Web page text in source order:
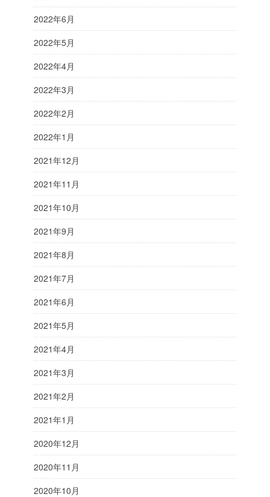
2022年6月
2022年5月
2022年4月
2022年3月
2022年2月
2022年1月
2021年12月
2021年11月
2021年10月
2021年9月
2021年8月
2021年7月
2021年6月
2021年5月
2021年4月
2021年3月
2021年2月
2021年1月
2020年12月
2020年11月
2020年10月